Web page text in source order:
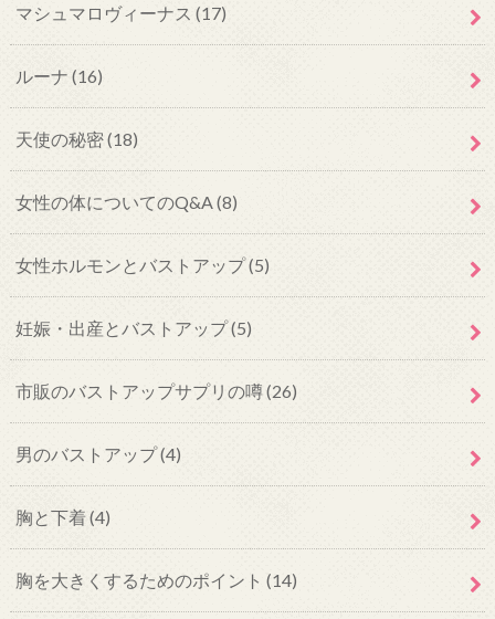
マシュマロヴィーナス (17)
ルーナ (16)
天使の秘密(18)
女性の体についてのQ&A(8)
女性ホルモンとバストアップ(5)
妊娠・出産とバストアップ(5)
市販のバストアップサプリの噂(26)
男のバストアップ(4)
胸と下着(4)
胸を大きくするためのポイント (14)